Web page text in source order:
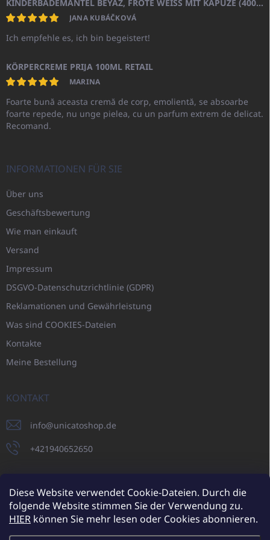
Diese Website verwendet Cookie-Dateien. Durch die
folgende Website stimmen Sie der Verwendung zu.
HIER können Sie mehr lesen oder Cookies abonnieren.
KINDERBADEMANTEL BEYAZ, FROTE WEISS MIT KAPUZE (400GR)
JANA KUBÁČKOVÁ
Ich empfehle es, ich bin begeistert!
KÖRPERCREME PRIJA 100ML RETAIL
MARINA
Foarte bună aceasta cremă de corp, emolientă, se absoarbe
foarte repede, nu unge pielea, cu un parfum extrem de delicat.
Recomand.
INFORMATIONEN FÜR SIE
Über uns
Geschäftsbewertung
Wie man einkauft
Versand
Impressum
DSGVO-Datenschutzrichtlinie (GDPR)
Reklamationen und Gewährleistung
Was sind COOKIES-Dateien
Kontakte
Meine Bestellung
KONTAKT
info@unicatoshop.de
+421940652650
UNICATO.sk UNICATOshop.cz UNICATO.at UNICATO.hu
UNICATOshop.pl